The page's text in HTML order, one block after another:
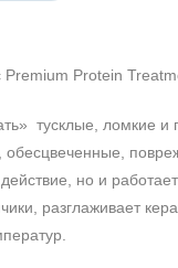
Protein
тусклые, ломкие и
но и
разглаживает